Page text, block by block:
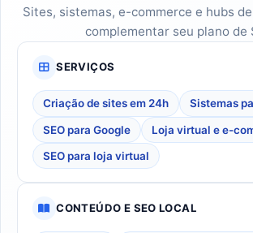
Sites, sistemas, e-commerce e hubs
complementar seu plano de
SERVIÇOS
Criação de sites em 24h Sistemas
SEO para Google Loja virtual e e-
SEO para loja virtual
CONTEÚDO E SEO LOCAL